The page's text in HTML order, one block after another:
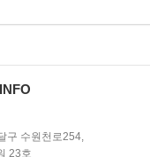
구 수원천로254,
23호